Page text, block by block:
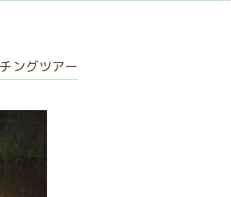
ングツアー